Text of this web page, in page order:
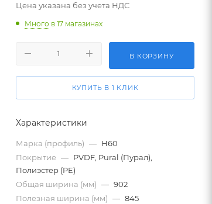
Цена указана без учета НДС
Много в 17 магазинах
В КОРЗИНУ
КУПИТЬ В 1 КЛИК
Характеристики
Марка (профиль) — Н60
Покрытие — PVDF, Pural (Пурал),
Полиэстер (PE)
Общая ширина (мм) — 902
Полезная ширина (мм) — 845